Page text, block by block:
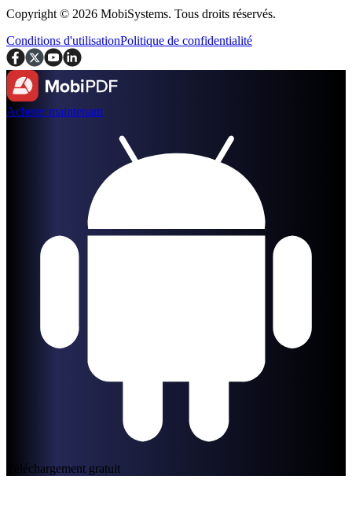
Copyright © 2026 MobiSystems. Tous droits réservés.
Conditions d'utilisationPolitique de confidentialité
Acheter maintenant
Téléchargement gratuit